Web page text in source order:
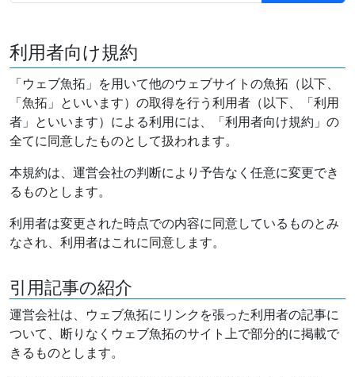
利用者向け規約
「ウェブ魚拓」を用いて他のウェブサイトの魚拓（以下、
「魚拓」といいます）の取得を行う利用者（以下、「利用
者」といいます）による利用には、「利用者向け規約」の
全てに同意したものとして扱われます。
本規約は、運営会社の判断により予告なく任意に変更でき
るものとします。
利用者は変更された時点での内容に同意しているものとみ
なされ、利用者はこれに同意します。
引用記事の紹介
運営会社は、ウェブ魚拓にリンクを張った利用者の記事に
ついて、断りなくウェブ魚拓のサイト上で部分的に掲載で
きるものとします。